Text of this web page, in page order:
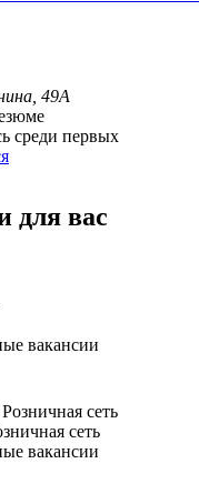
49А
среди первых
для вас
вакансии
сеть
вакансии